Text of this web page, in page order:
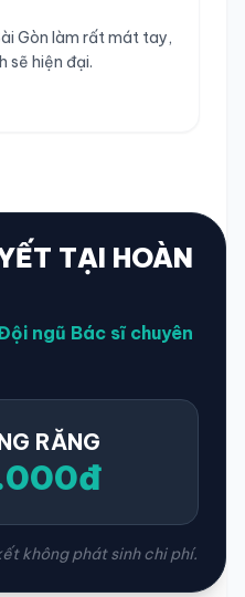
Gòn làm rất mát tay,
sẽ hiện đại.
TẠI HOÀN
ngũ Bác sĩ chuyên
RĂNG
không phát sinh chi phí.